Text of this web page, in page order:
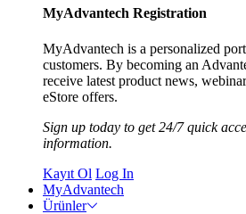
MyAdvantech Registration
MyAdvantech is a personalized
customers. By becoming an
receive latest product news,
eStore offers.
Sign up today to get 24/7 quick
information.
Kayıt Ol Log In
MyAdvantech
Ürünler